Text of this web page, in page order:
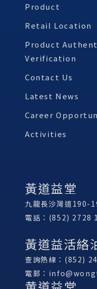
Product
Retail Location
Product
Verification
Contact Us
Latest News
Career
Activities
黃道益堂
九龍長沙灣道190-
電話：(852) 2728
黃道益活絡
查詢熱線：(852)
電郵：